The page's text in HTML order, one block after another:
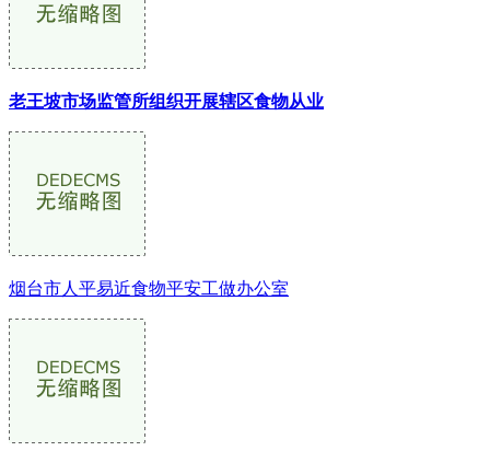
老王坡市场监管所组织开展辖区食物从业
烟台市人平易近食物平安工做办公室